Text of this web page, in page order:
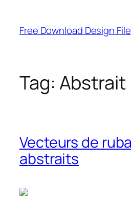
content
Free Download Design File
Tag: Abstrait
Vecteurs de
abstraits